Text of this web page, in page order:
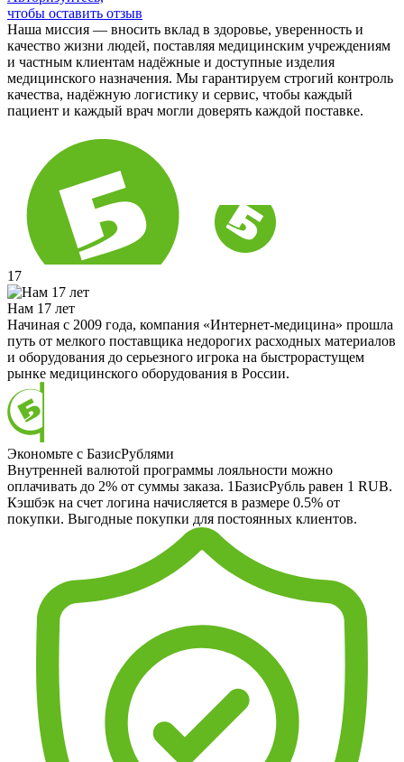
чтобы оставить отзыв
Наша миссия — вносить вклад в здоровье, уверенность и
качество жизни людей, поставляя медицинским учреждениям
и частным клиентам надёжные и доступные изделия
медицинского назначения. Мы гарантируем строгий контроль
качества, надёжную логистику и сервис, чтобы каждый
пациент и каждый врач могли доверять каждой поставке.
17
Нам 17 лет
Начиная с 2009 года, компания «Интернет-медицина» прошла
путь от мелкого поставщика недорогих расходных материалов
и оборудования до серьезного игрока на быстрорастущем
рынке медицинского оборудования в России.
Экономьте с БазисРублями
Внутренней валютой программы лояльности можно
оплачивать до 2% от суммы заказа. 1БазисРубль равен 1 RUB.
Кэшбэк на счет логина начисляется в размере 0.5% от
покупки. Выгодные покупки для постоянных клиентов.